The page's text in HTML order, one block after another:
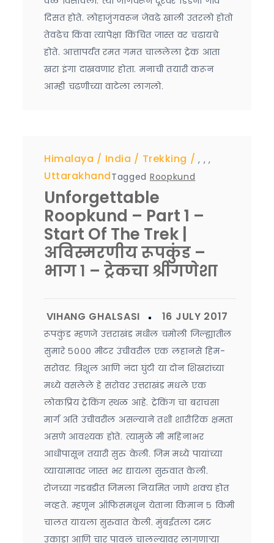
दिसत होते. लोहाजुंगवरून जेवढे खाली उतरलो होतो
तेवढेच किंवा त्यापेक्षा किंचित जास्त वर चढायचे
होते. आत्तापर्यंत रमत गमत चाललेला ट्रेक आता
खरा इंगा दाखवणार होता. मनाची तयारी करून
आम्ही चढणीच्या वाटेला लागलो.
Himalaya ,
India ,
Trekking ,
UttarakhandTagged Roopkund
Unforgettable
Roopkund – Part 1 –
Start Of The Trek |
अविस्मरणीय रूपकुंड –
भाग १ – ट्रेकचा श्रीगणेशा
रूपकुंड म्हणजे उत्तराखंड मधील चमोली जिल्ह्यातील
सुमारे ५००० मीटर उंचीवरील एक लहानसे हिम-
सरोवर. त्रिशूल आणि नंदा घुंटी या दोन शिखरांच्या
मध्ये वसलेले हे सरोवर उत्तराखंड मधले एक
लोकप्रिय ट्रेकिंग स्थळ आहे. ट्रेकिंग चा बराचसा
मार्ग अति उंचीवरील असल्याने तशी शारीरिक क्षमता
असणे आवश्यक होते. त्यामुळे मी महिनाभर
आधीपासून तयारी सुरु केली. जिम मध्ये पायांच्या
व्यायामावर जास्त भर द्यायला सुरुवात केली.
रोजच्या गडबडीत जिमला नियमित जाणे शक्य होत
नव्हते. म्हणून ऑफिसमधून येताना किमान ५ किमी
चालत यायला सुरुवात केली. मुंबईतला दमट
उकाडा आणि चार पावलं चालल्यावर लागणाऱ्या